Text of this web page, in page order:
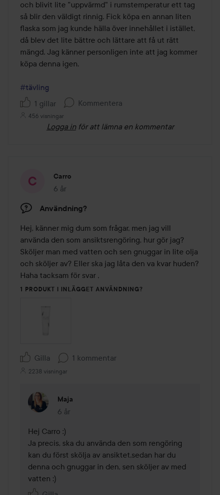
och blivit lite "uppvärmd" i rumstemperatur ett tag
så blir den väldigt rinnig. Fick köpa en annan liten
flaska som jag kunde hälla över innehållet i istället,
då blev det lite bättre och lättare att få ut rätt
mängd. Jag känner personligen inte att jag kommer
köpa denna igen.
#tävling
1 gillar
Kommentera
456 visningar
Logga in för att lämna en kommentar
Carro
6 år
Inlägget skapades 6 år
Användning?
Hej, känner mig dum som frågar, men jag vill
använda den som ansiktsrengöring, hur gör jag?
Sköljer man med vatten och sen gnuggar in lite olja
och sköljer av? Eller ska jag låta den va kvar huden?
Haha tacksam för svar ,
1 PRODUKT I INLÄGGET ANVÄNDNING?
Gilla 1 kommentar
2238 visningar
Maja
6 år
Kommentaren lades 6 år
Hej Carro :)
Ja precis, ska du använda den som rengöring
kan du först skölja av ansiktet,sedan har du
denna och gnuggar in den, sen sköljer av med
vatten :)